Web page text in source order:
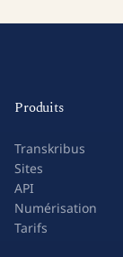
Produits
Transkribus
Sites
API
Numérisation
Tarifs